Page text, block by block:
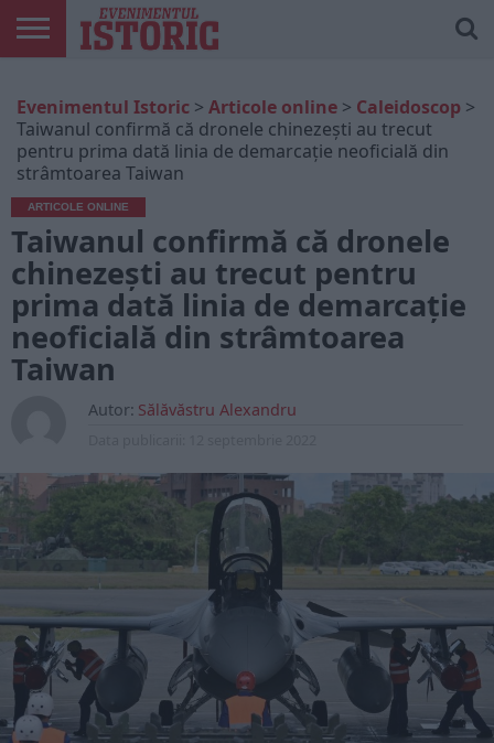
ONLINE
EDIȚII
TIPĂRITE
ISTORIC
PLAY
CONTUL
MEU
Evenimentul Istoric > Articole online > Caleidoscop >
Taiwanul confirmă că dronele chinezești au trecut
pentru prima dată linia de demarcație neoficială din
strâmtoarea Taiwan
ARTICOLE ONLINE
Taiwanul confirmă că dronele
chinezești au trecut pentru
prima dată linia de demarcație
neoficială din strâmtoarea
Taiwan
Autor: Sălăvăstru Alexandru